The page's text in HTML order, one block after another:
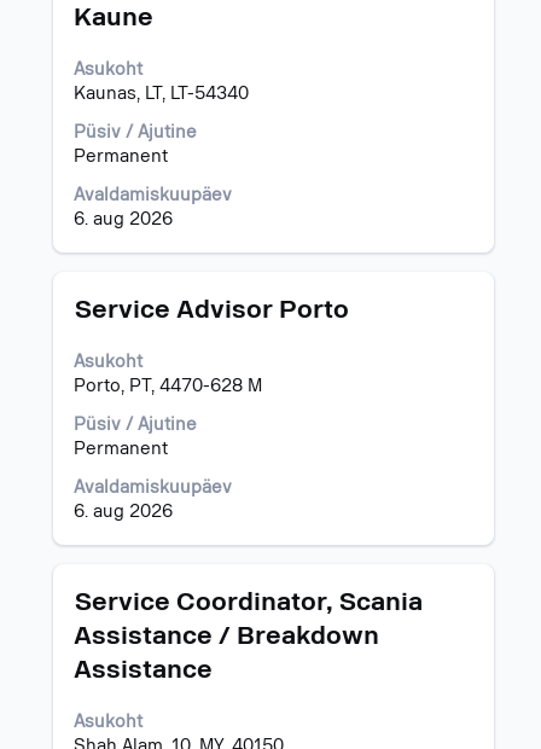
Kaune
Asukoht
Kaunas, LT, LT-54340
Püsiv / Ajutine
Permanent
Avaldamiskuupäev
6. aug 2026
täieliku
kuvamiseks
valige
tühikuklahviga.
Ametinimetus
Service Advisor Porto
Asukoht
Porto, PT, 4470-628 M
Püsiv / Ajutine
Permanent
Avaldamiskuupäev
6. aug 2026
Töö
täieliku
sisu
kuvamiseks
valige
tühikuklahviga.
Ametinimetus
Service Coordinator, Scania
Assistance / Breakdown
Assistance
Asukoht
Töö
täieliku
sisu
valige
tühikuklahviga.